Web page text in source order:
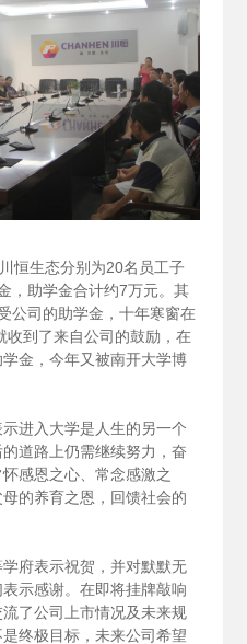
恒生态分别为20名员工子
，助学金合计约7万元。其
公司的助学金，十年寒窗在
收到了来自公司的鼓励，在
金，今年又被南开大学博
进入大学是人生的另一个
道路上仍需继续努力，奋
感恩之心、常念感激之
的养育之恩，回馈社会的
府表示祝贺，并对默默无
示感谢。在即将挂牌敲响
了公司上市情况及未来规
终极目标，未来公司希望